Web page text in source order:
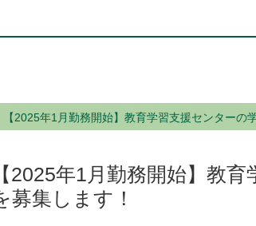
【2025年1月勤務開始】教育学習支援センターの
2025年1月勤務開始】教
募集します！